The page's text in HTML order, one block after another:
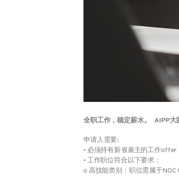
全职工作，稳定薪水。AIPP大
申请人需要:
• 必须持有新省雇主的工作
• 工作职位符合以下要求：
o 高技能类别：职位需属于